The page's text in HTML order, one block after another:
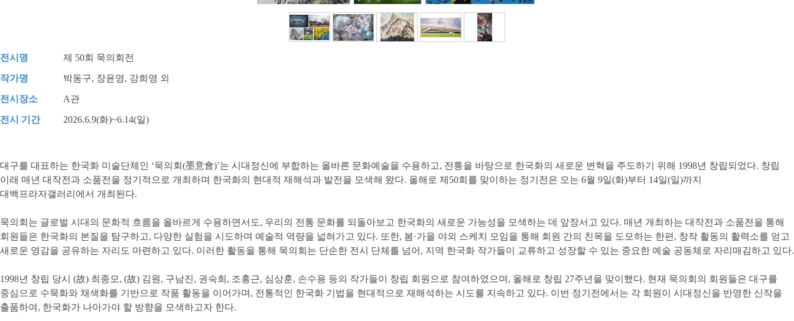
전시명 제 50회 묵의회전
작가명 박동구, 장윤영, 강희영 외
전시장소 A관
전시 기간 2026.6.9(화)~6.14(일)
대구를 대표하는 한국화 미술단체인 ‘묵의회(墨意會)’는 시대정신에 부합하는 올바른 문화예술을 수용하고, 전통을 바탕으로 한국화의 새로운 변혁을 주도하기 위해 1998년 창립되었다. 창립
이래 매년 대작전과 소품전을 정기적으로 개최하며 한국화의 현대적 재해석과 발전을 모색해 왔다. 올해로 제50회를 맞이하는 정기전은 오는 6월 9일(화)부터 14일(일)까지
대백프라자갤러리에서 개최된다.
묵의회는 글로벌 시대의 문화적 흐름을 올바르게 수용하면서도, 우리의 전통 문화를 되돌아보고 한국화의 새로운 가능성을 모색하는 데 앞장서고 있다. 매년 개최하는 대작전과 소품전을 통해
회원들은 한국화의 본질을 탐구하고, 다양한 실험을 시도하며 예술적 역량을 넓혀가고 있다. 또한, 봄·가을 야외 스케치 모임을 통해 회원 간의 친목을 도모하는 한편, 창작 활동의 활력소를 얻고
새로운 영감을 공유하는 자리도 마련하고 있다. 이러한 활동을 통해 묵의회는 단순한 전시 단체를 넘어, 지역 한국화 작가들이 교류하고 성장할 수 있는 중요한 예술 공동체로 자리매김하고 있다.
1998년 창립 당시 (故) 최종모, (故) 김원, 구남진, 권숙희, 조홍근, 심상훈, 손수용 등의 작가들이 창립 회원으로 참여하였으며, 올해로 창립 27주년을 맞이했다. 현재 묵의회의 회원들은 대구를
중심으로 수묵화와 채색화를 기반으로 작품 활동을 이어가며, 전통적인 한국화 기법을 현대적으로 재해석하는 시도를 지속하고 있다. 이번 정기전에서는 각 회원이 시대정신을 반영한 신작을
출품하여, 한국화가 나아가야 할 방향을 모색하고자 한다.